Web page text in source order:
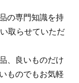
の専門知識を持
取らせていただ
、良いものだけ
ものでもお気軽